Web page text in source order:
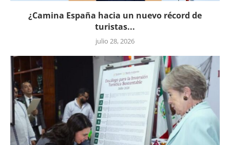
¿Camina España hacia un nuevo récord de
turistas...
julio 28, 2026